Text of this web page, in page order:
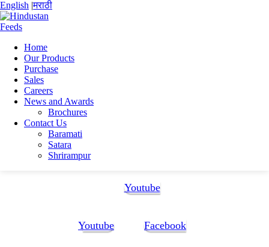
English |मराठी
Home
Our Products
Purchase
Sales
Careers
News and Awards
Brochures
Contact Us
Baramati
Satara
Shrirampur
Home
Suhas Deshmukh
Resume_Suhas
Resume_Suhas
Resume_Suhas
Youtube
Youtube Facebook